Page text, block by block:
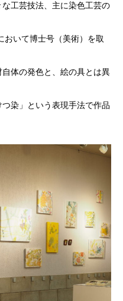
工芸技法、主に染色工芸の
おいて博士号（美術）を取
体の発色と、絵の具とは異
染」という表現手法で作品